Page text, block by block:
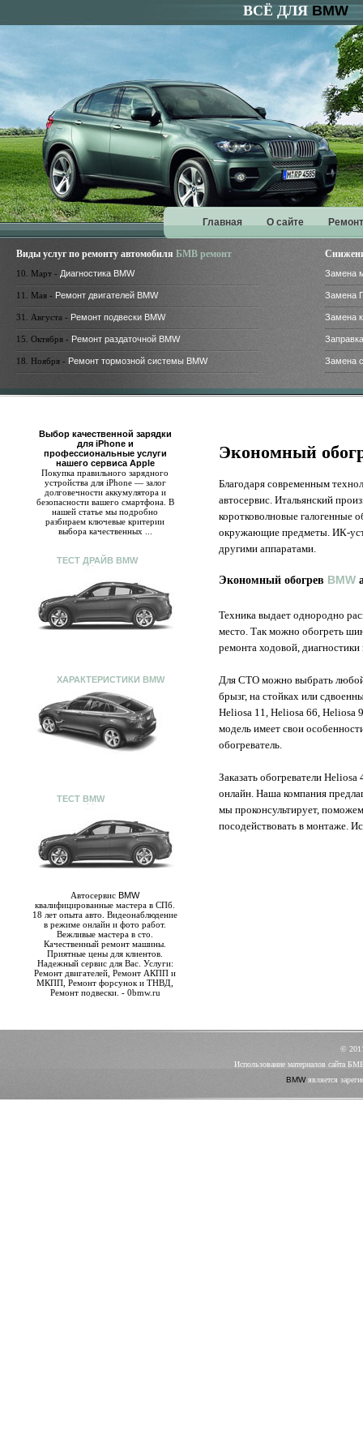
ВСЁ ДЛЯ BMW
Главная О сайте
Виды услуг по ремонту автомобиля БМВ ремонт
10. Март - Диагностика BMW
11. Мая - Ремонт двигателей BMW
31. Августа - Ремонт подвески BMW
15. Октября - Ремонт раздаточной BMW
18. Ноября - Ремонт тормозной системы BMW
Замена
Замена
Замена
Замена
Выбор качественной зарядки
для iPhone и
профессиональные услуги
нашего сервиса Apple
Покупка правильного зарядного
устройства для iPhone — залог
долговечности аккумулятора и
безопасности вашего смартфона. В
нашей статье мы подробно
разбираем ключевые критерии
выбора качественных ...
ТЕСТ ДРАЙВ BMW
ХАРАКТЕРИСТИКИ BMW
ТЕСТ BMW
АвтосервисBMW
квалифицированные мастера в СПб.
18 лет опыта авто. Видеонаблюдение
в режиме онлайн и фото работ.
Вежливые мастера в сто.
Качественный ремонт машины.
Приятные цены для клиентов.
Надежный сервис для Вас. Услуги:
Ремонт двигателей, Ремонт АКПП и
МКПП, Ремонт форсунок и ТНВД,
Ремонт подвески. - 0bmw.ru
Экономный
Благодаря современным
автосервис. Итальянский
коротковолновые галогенные
окружающие предметы. ИК-
другими аппаратами.
Экономный обогрев BMW
Техника выдает однородно
место. Так можно обогреть
ремонта ходовой, диагностики
Для СТО можно выбрать любой
брызг, на стойках или
Heliosa 11, Heliosa 66, Heliosa
модель имеет свои
обогреватель.
Заказать обогреватели
онлайн. Наша компания
мы проконсультирует,
посодействовать в монтаже.
©
Использование материалов сайта
BMWявляется